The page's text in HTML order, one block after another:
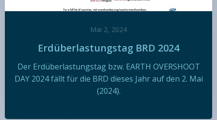
Mai 2, 2024
Erdüberlastungstag BRD 2024
Der Erdüberlastungstag bzw. EARTH OVERSHOOT
DAY 2024 fällt für die BRD dieses Jahr auf den 2. Mai
(2024).